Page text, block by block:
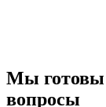
Мы готовы
вопросы